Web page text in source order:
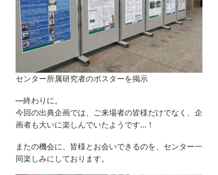
センター所属研究者のポスターを掲示
―終わりに。
今回の出典企画では、ご来場者の皆様だけでなく、企
画者も大いに楽しんでいたようです…！
またの機会に、皆様とお会いできるのを、センター一
同楽しみにしております。